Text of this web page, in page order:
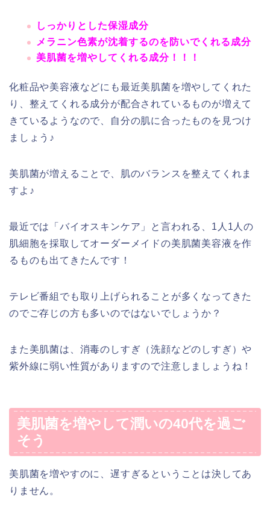
しっかりとした保湿成分
メラニン色素が沈着するのを防いでくれる成分
美肌菌を増やしてくれる成分！！！
化粧品や美容液などにも最近美肌菌を増やしてくれた
り、整えてくれる成分が配合されているものが増えて
きているようなので、自分の肌に合ったものを見つけ
ましょう♪
美肌菌が増えることで、肌のバランスを整えてくれま
すよ♪
最近では「バイオスキンケア」と言われる、1人1人の
肌細胞を採取してオーダーメイドの美肌菌美容液を作
るものも出てきたんです！
テレビ番組でも取り上げられることが多くなってきた
のでご存じの方も多いのではないでしょうか？
また美肌菌は、消毒のしすぎ（洗顔などのしすぎ）や
紫外線に弱い性質がありますので注意しましょうね！
美肌菌を増やして潤いの40代を過ご
そう
美肌菌を増やすのに、遅すぎるということは決してあ
りません。